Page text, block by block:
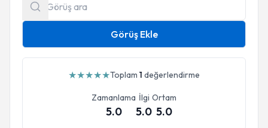
Görüş Ekle
★★★★★Toplam 1 değerlendirme
Zamanlama
5.0
İlgi
5.0
Ortam
5.0